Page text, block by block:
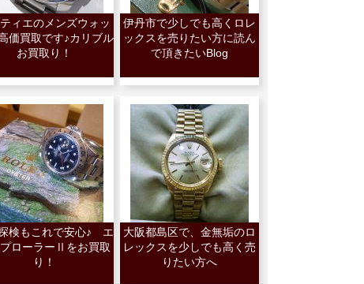
ィエのメンズウォッ
価買取です♪カリブル
お買取り！
伊丹市で少しでも高くロレ
ックスを売りたい方に読ん
で頂きたいBlog
検もこれで安心♪ エ
ローラーⅡをお買取
り！
大阪都島区で、金無垢のロ
レックスを少しでも高く売
りたい方へ